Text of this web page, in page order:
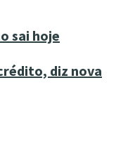
sai hoje
diz nova